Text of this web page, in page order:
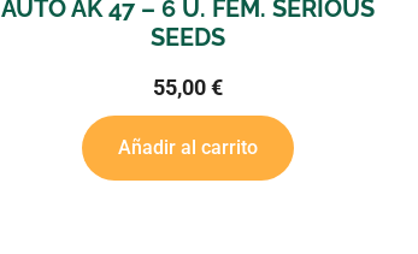
AUTO AK 47 – 6 U. FEM. SERIOUS
SEEDS
55,00€
Añadir al carrito